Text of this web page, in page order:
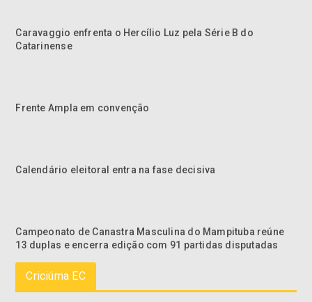
Caravaggio enfrenta o Hercílio Luz pela Série B do
Catarinense
Frente Ampla em convenção
Calendário eleitoral entra na fase decisiva
Campeonato de Canastra Masculina do Mampituba reúne
13 duplas e encerra edição com 91 partidas disputadas
Criciúma EC